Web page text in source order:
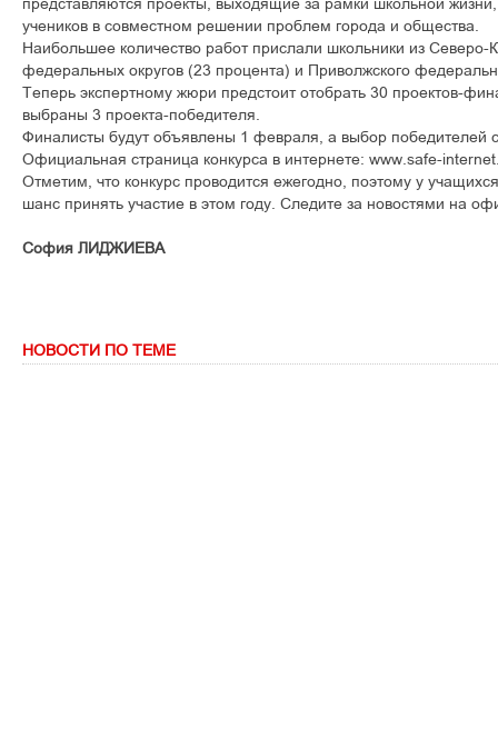
ó÷åíèêîâ â ñîâìåñòíîì ðåøåíèè ïðîáëåì ãîðîäà è îáùåñòâà.
Íàèáîëüøåå êîëè÷åñòâî ðàáîò ïðèñëàëè øêîëüíèêè èç
ôåäåðàëüíûõ îêðóãîâ (23 ïðîöåíòà) è Ïðèâîëæñêîãî
Òåïåðü ýêñïåðòíîìó æþðè ïðåäñòîèò îòîáðàòü 30 ïðîåêòîâ-
âûáðàíû 3 ïðîåêòà-ïîáåäèòåëÿ.
Ôèíàëèñòû áóäóò îáúÿâëåíû 1 ôåâðàëÿ, à âûáîð ïîáåäèòåëåé
Îôèöèàëüíàÿ ñòðàíèöà êîíêóðñà â èíòåðíåòå: www.safe-
Îòìåòèì, ÷òî êîíêóðñ ïðîâîäèòñÿ åæåãîäíî, ïîýòîìó ó ó÷àùèõñÿ
øàíñ ïðèíÿòü ó÷àñòèå â ýòîì ãîäó. Ñëåäèòå çà íîâîñòÿìè íà
София ЛИДЖИЕВА
НОВОСТИ ПО ТЕМЕ